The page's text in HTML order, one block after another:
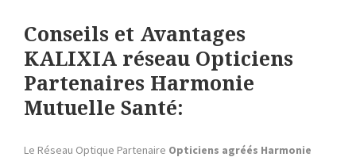
Conseils et Avantages
KALIXIA réseau Opticiens
Partenaires Harmonie
Mutuelle Santé:
Le Réseau Optique Partenaire Opticiens agréés Harmonie